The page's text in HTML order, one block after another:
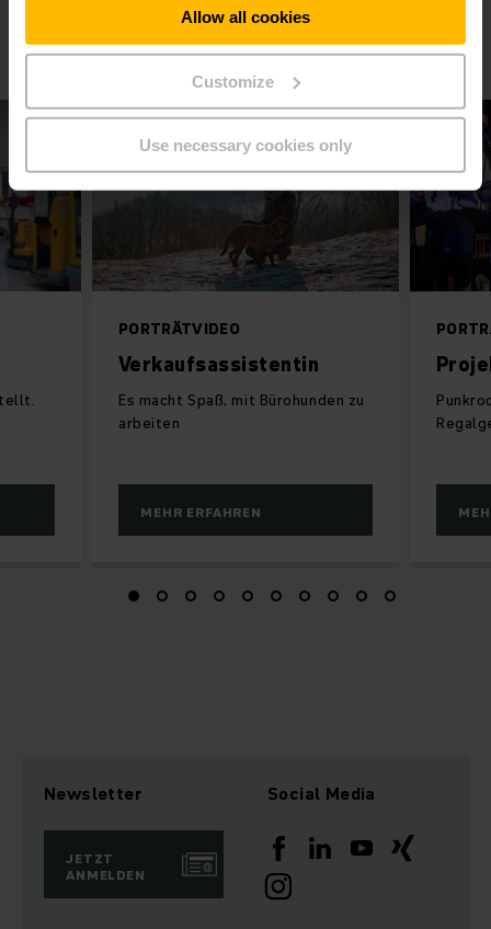
Allow all cookies
Customize
Use necessary cookies only
Weitere Mitarbeiter und Mitarbeiterinnen im
Portrait
PORTRÄTVIDEO
Verkaufsassistentin
Es macht Spaß, mit Bürohunden zu
arbeiten
MEHR ERFAHREN
Newsletter
JETZT
ANMELDEN
Social Media